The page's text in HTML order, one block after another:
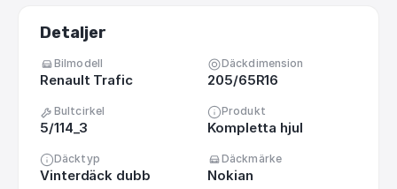
Detaljer
Bilmodell
Renault Trafic
Däckdimension
205/65R16
Bultcirkel
5/114_3
Produkt
Kompletta hjul
Däcktyp
Vinterdäck dubb
Däckmärke
Nokian